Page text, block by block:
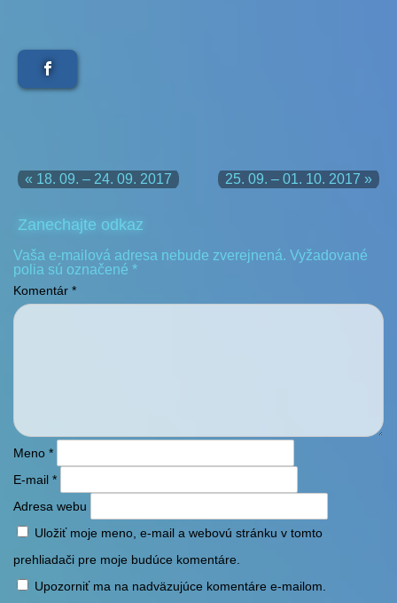
« 18. 09. – 24. 09. 2017 25. 09. – 01. 10. 2017 »
Zanechajte odkaz
Vaša e-mailová adresa nebude zverejnená. Vyžadované
polia sú označené *
Komentár *
Meno *
E-mail *
Adresa webu
Uložiť moje meno, e-mail a webovú stránku v tomto
prehliadači pre moje budúce komentáre.
Upozorniť ma na nadväzujúce komentáre e-mailom.